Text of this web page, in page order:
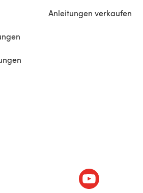
Anleitungen verkaufen
in einem neuen Tab)(öffnet sich in